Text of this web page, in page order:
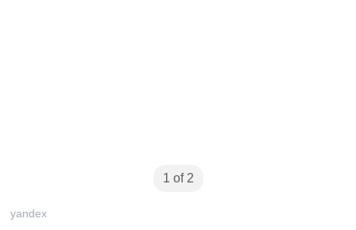
1 of 2
yandex